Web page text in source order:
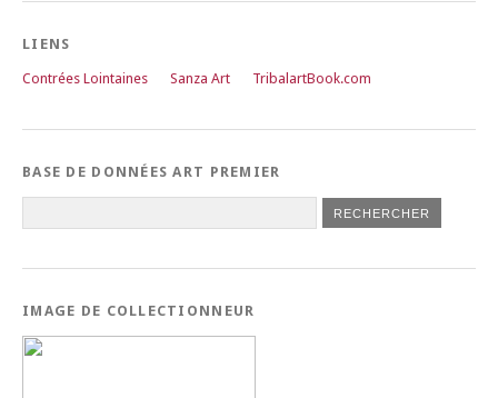
LIENS
Contrées Lointaines Sanza Art TribalartBook.com
BASE DE DONNÉES ART PREMIER
IMAGE DE COLLECTIONNEUR